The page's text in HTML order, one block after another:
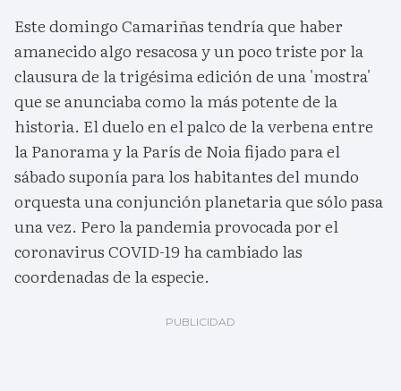
Este domingo Camariñas tendría que haber
amanecido algo resacosa y un poco triste por la
clausura de la trigésima edición de una 'mostra'
que se anunciaba como la más potente de la
historia. El duelo en el palco de la verbena entre
la Panorama y la París de Noia fijado para el
sábado suponía para los habitantes del mundo
orquesta una conjunción planetaria que sólo pasa
una vez. Pero la pandemia provocada por el
coronavirus COVID-19 ha cambiado las
coordenadas de la especie.